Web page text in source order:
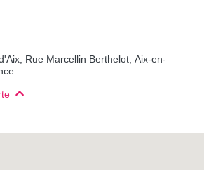
Rue Marcellin Berthelot, Aix-en-